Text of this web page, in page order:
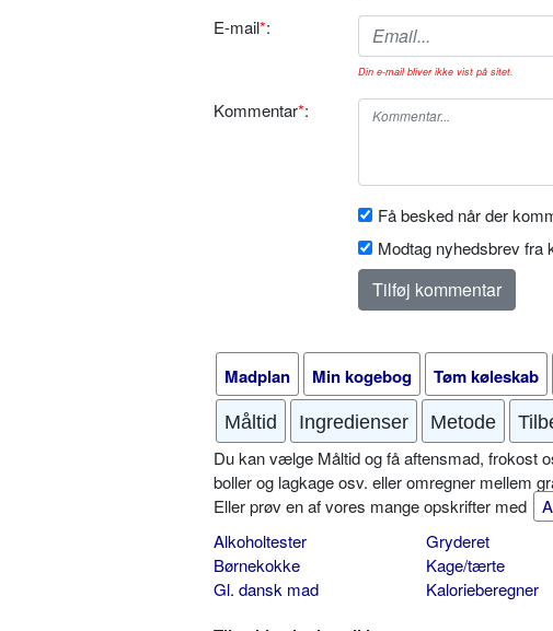
E-mail*:
Din e-mail bliver ikke vist på sitet.
Kommentar*:
Få besked når der
Modtag nyhedsbrev fra
Madplan Min kogebog Tøm køleskab
Måltid Ingredienser Metode
Du kan vælge Måltid og få aftensmad, frokost
boller og lagkage osv. eller omregner mellem
Eller prøv en af vores mange opskrifter med
Alkoholtester
Børnekokke
Gl. dansk mad
Gryderet
Kage/tærte
Kalorieberegner